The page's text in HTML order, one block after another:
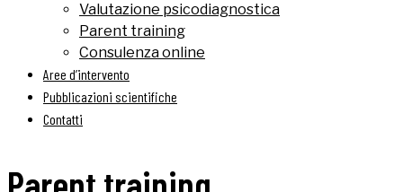
Valutazione psicodiagnostica
Parent training
Consulenza online
Aree d’intervento
Pubblicazioni scientifiche
Contatti